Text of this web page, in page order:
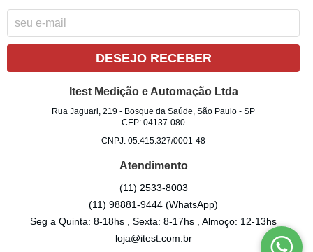
DESEJO RECEBER
Itest Medição e Automação Ltda
Rua Jaguari, 219 - Bosque da Saúde, São Paulo -SP
CEP: 04137-080
CNPJ: 05.415.327/0001-48
Atendimento
(11) 2533-8003
(11) 98881-9444(WhatsApp)
Seg a Quinta: 8-18hs , Sexta: 8-17hs , Almoço: 12-13hs
loja@itest.com.br